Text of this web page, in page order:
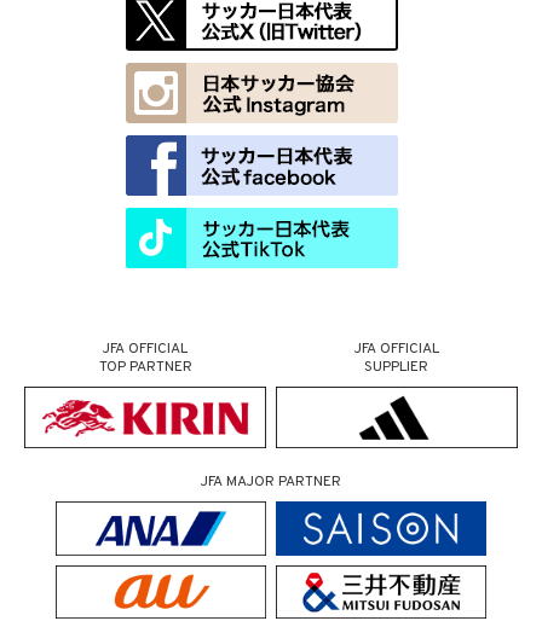
JFA OFFICIAL
TOP PARTNER
JFA OFFICIAL
SUPPLIER
JFA MAJOR PARTNER